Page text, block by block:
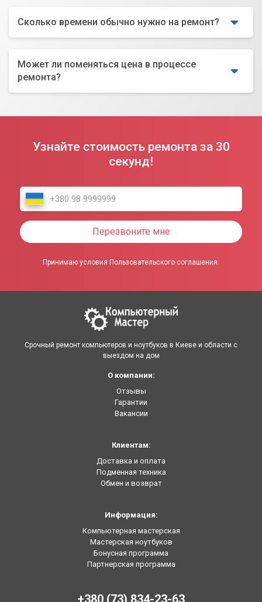
Сколько времени обычно нужно на ремонт?
Может ли поменяться цена в процессе
ремонта?
Узнайте стоимость ремонта за 30
секунд!
Перезвоните мне
Принимаю условия Пользовательского соглашения.
Срочный ремонт компьютеров и ноутбуков в Киеве и области с
выездом на дом
О компании:
Отзывы
Гарантии
Вакансии
Клиентам:
Доставка и оплата
Подменная техника
Обмен и возврат
Информация:
Компьютерная мастерская
Мастерская ноутбуков
Бонусная программа
Партнерская программа
+380 (73) 834-23-63